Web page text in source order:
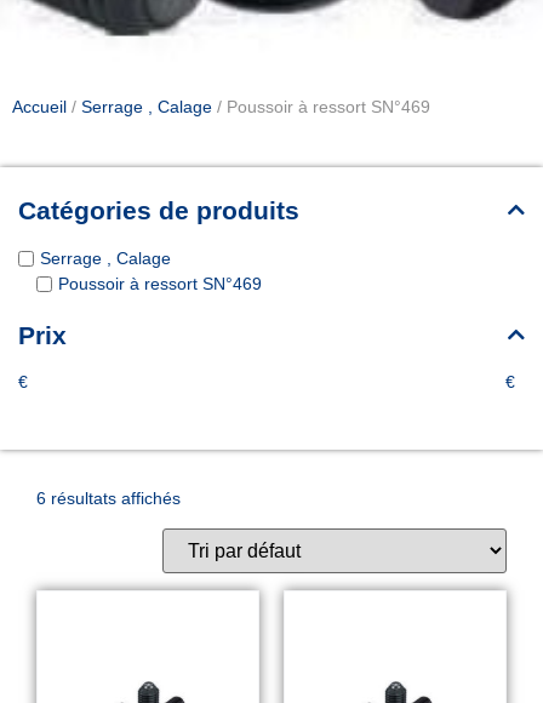
Accueil / Serrage , Calage / Poussoir à ressort SN°469
Catégories de produits
Serrage , Calage
Poussoir à ressort SN°469
Prix
€ €
6 résultats affichés